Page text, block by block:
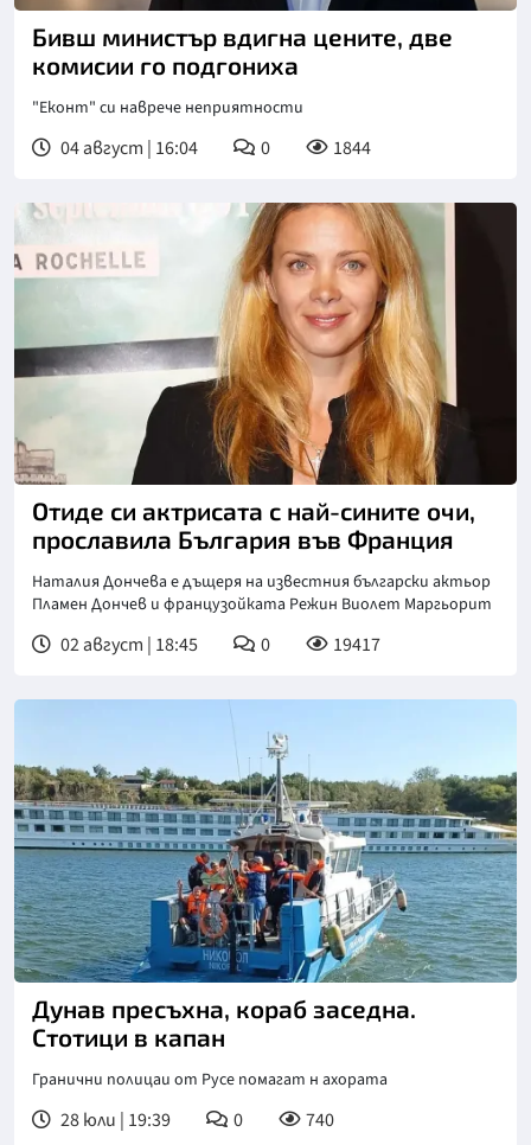
Бивш министър вдигна цените, две
комисии го подгониха
"Еконт" си наврече неприятности
04 август | 16:04 0 1844
Отиде си актрисата с най-сините очи,
прославила България във Франция
Наталия Дончева е дъщеря на известния български актьор
Пламен Дончев и французойката Режин Виолет Маргьорит
02 август | 18:45 0 19417
Дунав пресъхна, кораб заседна.
Стотици в капан
Гранични полицаи от Русе помагат н ахората
28 юли | 19:39 0 740